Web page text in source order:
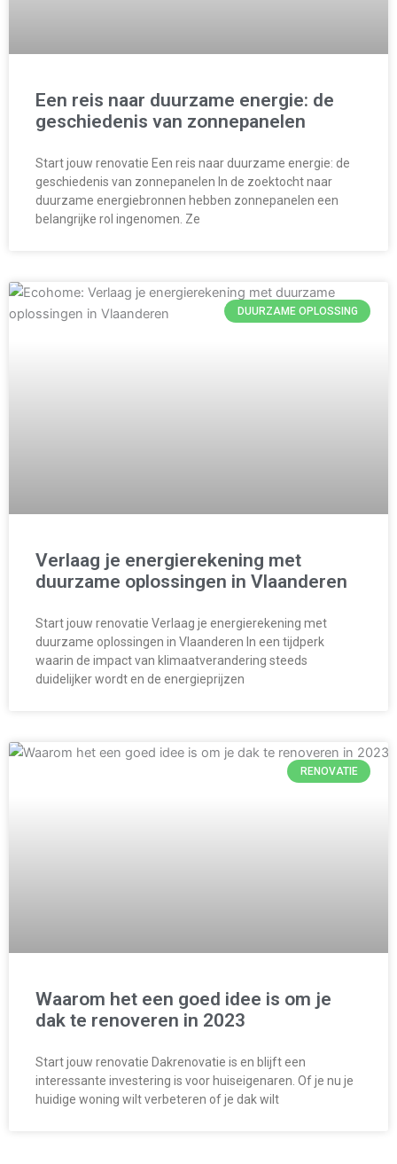
Een reis naar duurzame energie: de
geschiedenis van zonnepanelen
Start jouw renovatie Een reis naar duurzame energie: de
geschiedenis van zonnepanelen In de zoektocht naar
duurzame energiebronnen hebben zonnepanelen een
belangrijke rol ingenomen. Ze
DUURZAME OPLOSSING
Verlaag je energierekening met
duurzame oplossingen in Vlaanderen
Start jouw renovatie Verlaag je energierekening met
duurzame oplossingen in Vlaanderen In een tijdperk
waarin de impact van klimaatverandering steeds
duidelijker wordt en de energieprijzen
RENOVATIE
Waarom het een goed idee is om je
dak te renoveren in 2023
Start jouw renovatie Dakrenovatie is en blijft een
interessante investering is voor huiseigenaren. Of je nu je
huidige woning wilt verbeteren of je dak wilt